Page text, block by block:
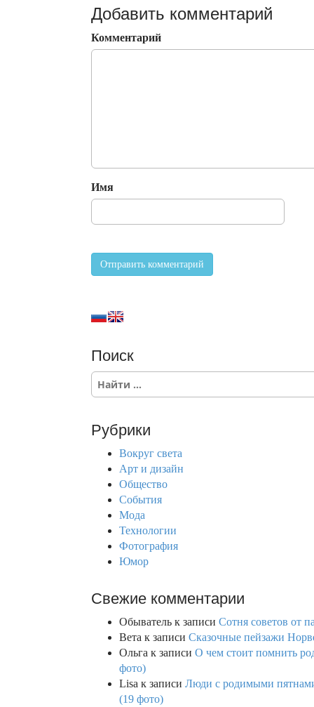
Добавить комментарий
Комментарий
Имя
Поиск
S
e
c
Рубрики
Вокруг света
Арт и дизайн
Общество
События
Мода
Технологии
Фотография
Юмор
Свежие комментарии
Обыватель к записи Сотня советов от
Вета к записи Сказочные пейзажи
Ольга к записи О чем стоит помнить
фото)
Lisa к записи Люди с родимыми
(19 фото)